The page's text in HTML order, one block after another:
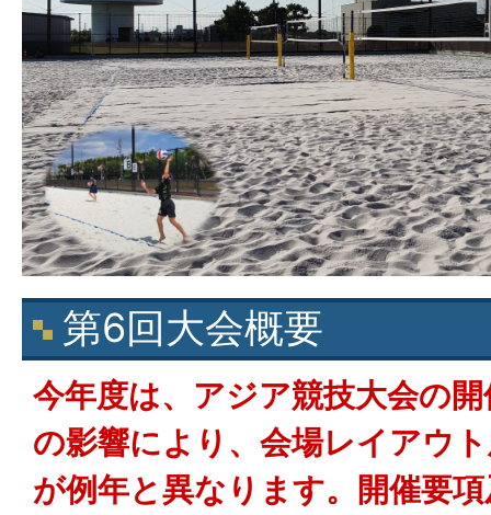
第6回大会概要
今年度は、アジア競技大会の
の影響により、会場レイアウ
が例年と異なります。開催要